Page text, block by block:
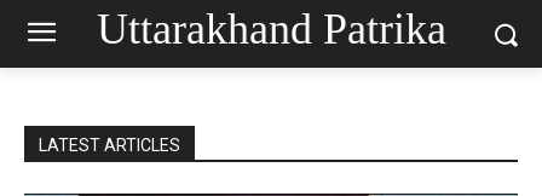
Uttarakhand Patrika
LATEST ARTICLES